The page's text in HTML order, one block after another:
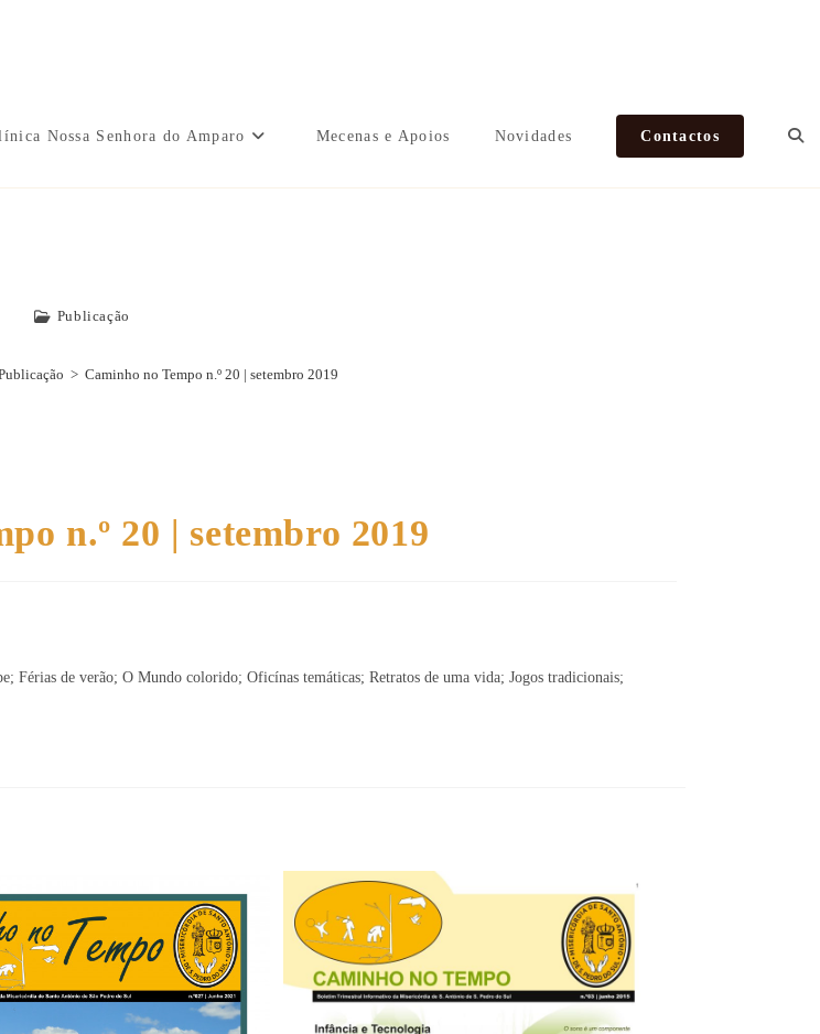
Nossa Senhora do Amparo Mecenas e Apoios Novidades Contactos
Publicação
> Caminho no Tempo n.º 20 | setembro 2019
n.º 20 | setembro 2019
Férias de verão; O Mundo colorido; Oficínas temáticas; Retratos de uma vida; Jogos tradicionais;